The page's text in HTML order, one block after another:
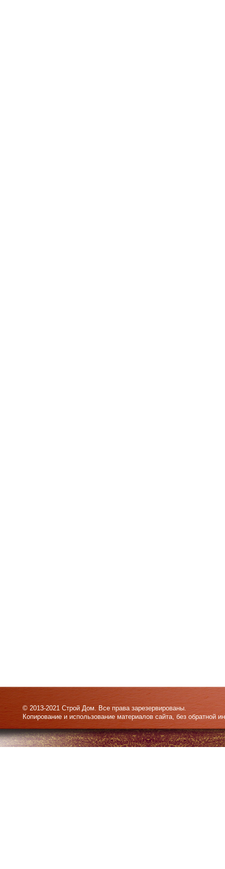
© 2013-2021 Строй Дом. Все права зарезервированы.
Копирование и использование материалов сайта, без обратной